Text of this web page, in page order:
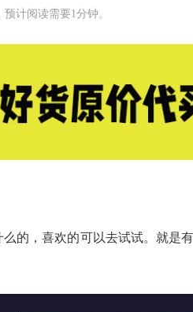
计阅读需要1分钟。
的，喜欢的可以去试试。就是